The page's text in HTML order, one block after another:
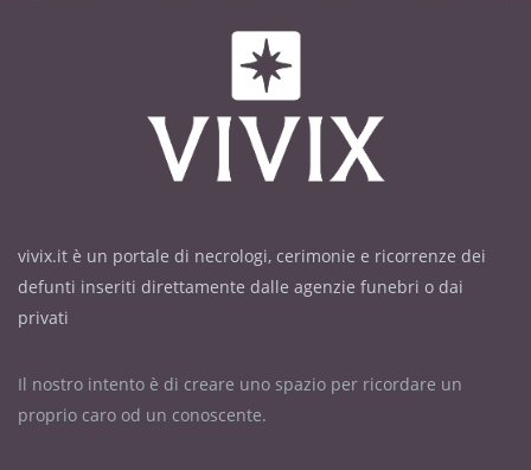
vivix.it è un portale di necrologi, cerimonie e ricorrenze dei
defunti inseriti direttamente dalle agenzie funebri o dai
privati
Il nostro intento è di creare uno spazio per ricordare un
proprio caro od un conoscente.